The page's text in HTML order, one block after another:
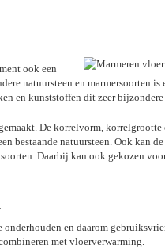
ook een
natuursteen en marmersoorten
en kunststoffen dit zeer
De korrelvorm,
bestaande natuursteen. Ook kan
Daarbij kan ook gekozen
en daarom
met vloerverwarming.